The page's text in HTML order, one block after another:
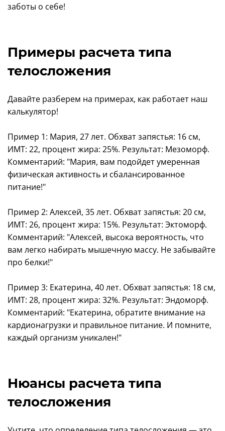
заботы о себе!
Примеры расчета типа
телосложения
Давайте разберем на примерах, как работает наш
калькулятор!
Пример 1: Мария, 27 лет. Обхват запястья: 16 см,
ИМТ: 22, процент жира: 25%. Результат: Мезоморф.
Комментарий: "Мария, вам подойдет умеренная
физическая активность и сбалансированное
питание!"
Пример 2: Алексей, 35 лет. Обхват запястья: 20 см,
ИМТ: 26, процент жира: 15%. Результат: Эктоморф.
Комментарий: "Алексей, высока вероятность, что
вам легко набирать мышечную массу. Не забывайте
про белки!"
Пример 3: Екатерина, 40 лет. Обхват запястья: 18 см,
ИМТ: 28, процент жира: 32%. Результат: Эндоморф.
Комментарий: "Екатерина, обратите внимание на
кардионагрузки и правильное питание. И помните,
каждый организм уникален!"
Нюансы расчета типа
телосложения